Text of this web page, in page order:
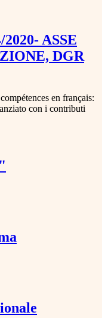
ASSE
DGR
en français:
con i contributi